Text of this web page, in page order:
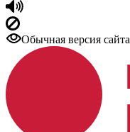
Обычная версия сайта